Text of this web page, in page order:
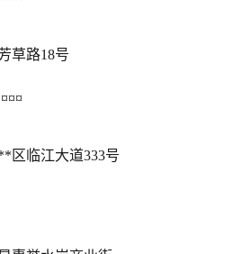
草路18号
区临江大道333号